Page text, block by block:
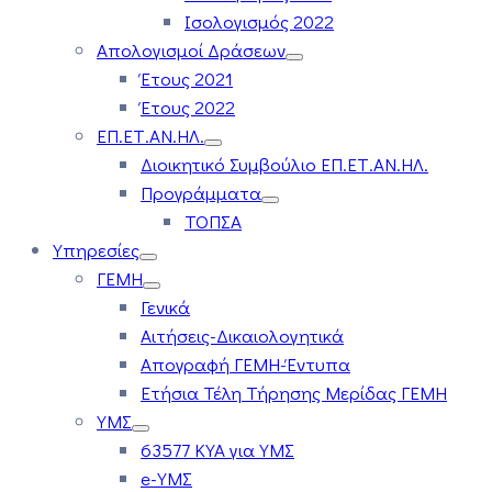
Ισολογισμός 2022
Απολογισμοί Δράσεων
Έτους 2021
Έτους 2022
ΕΠ.ΕΤ.ΑΝ.ΗΛ.
Διοικητικό Συμβούλιο ΕΠ.ΕΤ.ΑΝ.ΗΛ.
Προγράμματα
ΤΟΠΣΑ
Υπηρεσίες
ΓΕΜΗ
Γενικά
Αιτήσεις-Δικαιολογητικά
Απογραφή ΓΕΜΗ-Έντυπα
Ετήσια Τέλη Τήρησης Μερίδας ΓΕΜΗ
ΥΜΣ
63577 ΚΥΑ για ΥΜΣ
e-ΥΜΣ